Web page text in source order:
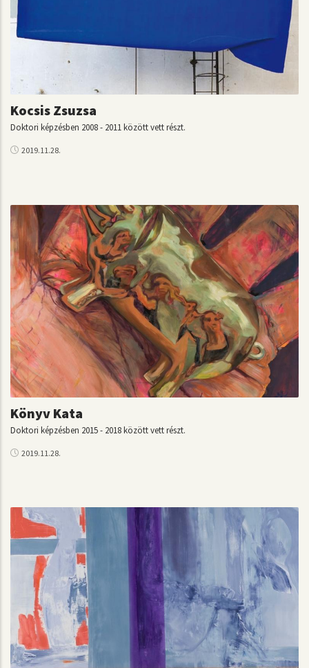
Kocsis Zsuzsa
Doktori képzésben 2008 - 2011 között vett részt.
2019.11.28.
Könyv Kata
Doktori képzésben 2015 - 2018 között vett részt.
2019.11.28.